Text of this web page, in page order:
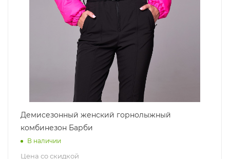
Демисезонный женский горнолыжный
комбинезон Барби
В наличии
Цена со скидкой